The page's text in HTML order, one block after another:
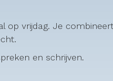
op vrijdag. Je
en schrijven.